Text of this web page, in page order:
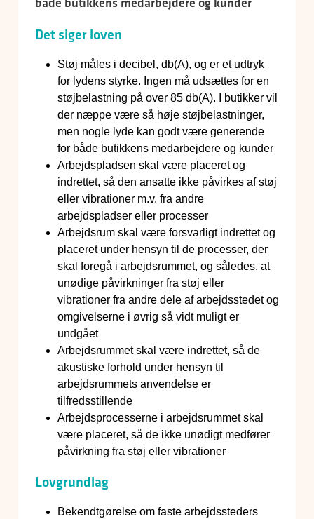
Det siger loven
Støj måles i decibel, db(A), og er et udtryk
for lydens styrke. Ingen må udsættes for en
støjbelastning på over 85 db(A). I butikker vil
der næppe være så høje støjbelastninger,
men nogle lyde kan godt være generende
for både butikkens medarbejdere og kunder
Arbejdspladsen skal være placeret og
indrettet, så den ansatte ikke påvirkes af støj
eller vibrationer m.v. fra andre
arbejdspladser eller processer
Arbejdsrum skal være forsvarligt indrettet og
placeret under hensyn til de processer, der
skal foregå i arbejdsrummet, og således, at
unødige påvirkninger fra støj eller
vibrationer fra andre dele af arbejdsstedet og
omgivelserne i øvrig så vidt muligt er
undgået
Arbejdsrummet skal være indrettet, så de
akustiske forhold under hensyn til
arbejdsrummets anvendelse er
tilfredsstillende
Arbejdsprocesserne i arbejdsrummet skal
være placeret, så de ikke unødigt medfører
påvirkning fra støj eller vibrationer
Lovgrundlag
Bekendtgørelse om faste arbejdssteders